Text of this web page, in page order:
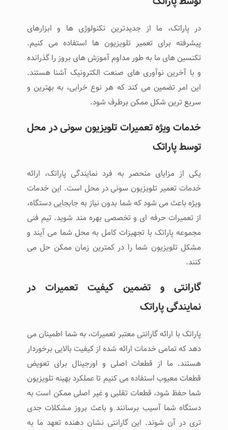
در پاراتک، ما از جدیدترین تکنولوژی ‌ها و ابزارهای
پیشرفته برای تعمیر تلویزیون‌ ها استفاده می ‌کنیم.
تکنسین ‌های ما به طور مداوم آموزش‌ های بروز را گذرانده
و با آخرین نوآوری ‌های صنعت الکترونیک آشنا هستند.
این امر تضمین می ‌کند که هر نوع خرابی، به بهترین و
سریع ‌ترین شکل ممکن برطرف شود.
خدمات ویژه تعمیرات تلویزیون سونی در محل
توسط پاراتک
یکی از مزایای منحصر به فرد نمایندگی پاراتک، ارائه
خدمات تعمیر تلویزیون سونی در محل است. این خدمات
ویژه باعث می شود که شما بدون نیاز به جابجایی دستگاه،
از تعمیرات حرفه ‌ای و تخصصی بهره‌ مند شوید. تیم فنی
مجموعه پاراتک با تجهیزات کامل به محل شما می ‌آیند و
مشکل تلویزیون شما را در کمترین زمان ممکن حل می
‌کنند.
گارانتی و تضمین کیفیت تعمیرات در
نمایندگی پاراتک
پاراتک با ارائه گارانتی معتبر تعمیرات، به شما اطمینان می
‌دهد که تمامی خدمات ارائه شده از کیفیت بالایی برخوردار
هستند. ما از قطعات اصلی و اورجینال برای تعویض
قطعات معیوب استفاده می‌ کنیم تا عملکرد بهینه تلویزیون
شما حفظ شود، قطعات تقلبی و غیر اصلی ممکن است به
دستگاه شما آسیب برسانند و باعث بروز مشکلات جدی
‌تری در آن شوند. این گارانتی نشان دهنده تعهد ما به